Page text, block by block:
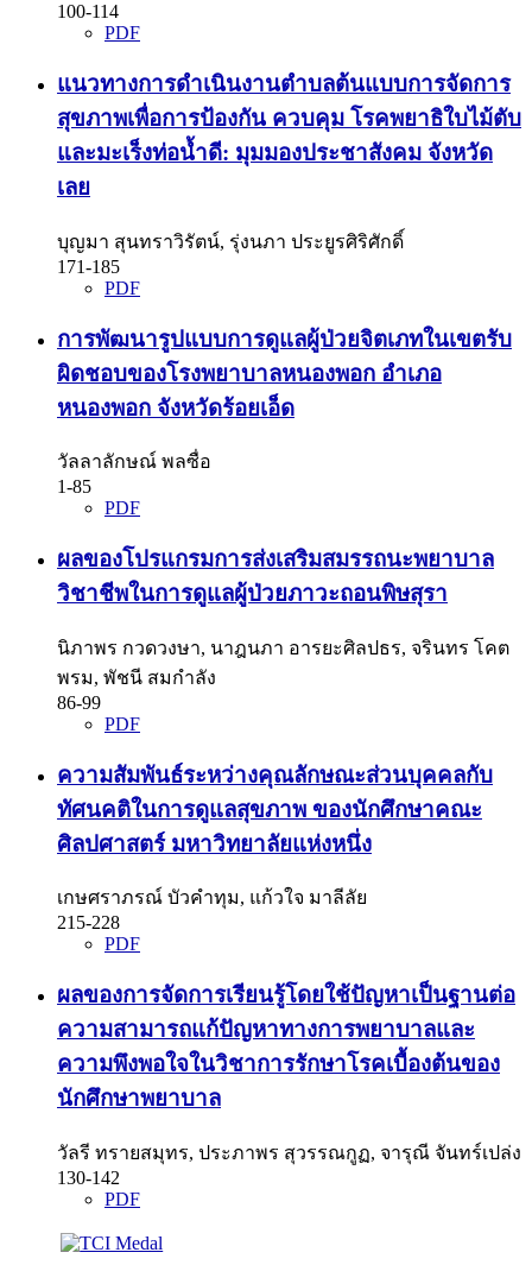
100-114
PDF
แนวทางการดำเนินงานตำบลต้นแบบการจัดการ
สุขภาพเพื่อการป้องกัน ควบคุม โรคพยาธิใบไม้ตับ
และมะเร็งท่อน้ำดี: มุมมองประชาสังคม จังหวัด
เลย
บุญมา สุนทราวิรัตน์, รุ่งนภา ประยูรศิริศักดิ์
171-185
PDF
การพัฒนารูปแบบการดูแลผู้ป่วยจิตเภทในเขตรับ
ผิดชอบของโรงพยาบาลหนองพอก อำเภอ
หนองพอก จังหวัดร้อยเอ็ด
วัลลาลักษณ์ พลซื่อ
1-85
PDF
ผลของโปรแกรมการส่งเสริมสมรรถนะพยาบาล
วิชาชีพในการดูแลผู้ป่วยภาวะถอนพิษสุรา
นิภาพร กวดวงษา, นาฎนภา อารยะศิลปธร, จรินทร โคต
พรม, พัชนี สมกำลัง
86-99
PDF
ความสัมพันธ์ระหว่างคุณลักษณะส่วนบุคคลกับ
ทัศนคติในการดูแลสุขภาพ ของนักศึกษาคณะ
ศิลปศาสตร์ มหาวิทยาลัยแห่งหนึ่ง
เกษศราภรณ์ บัวคำทุม, แก้วใจ มาลีลัย
215-228
PDF
ผลของการจัดการเรียนรู้โดยใช้ปัญหาเป็นฐานต่อ
ความสามารถแก้ปัญหาทางการพยาบาลและ
ความพึงพอใจในวิชาการรักษาโรคเบื้องต้นของ
นักศึกษาพยาบาล
วัลรี ทรายสมุทร, ประภาพร สุวรรณกูฏ, จารุณี จันทร์เปล่ง
130-142
PDF